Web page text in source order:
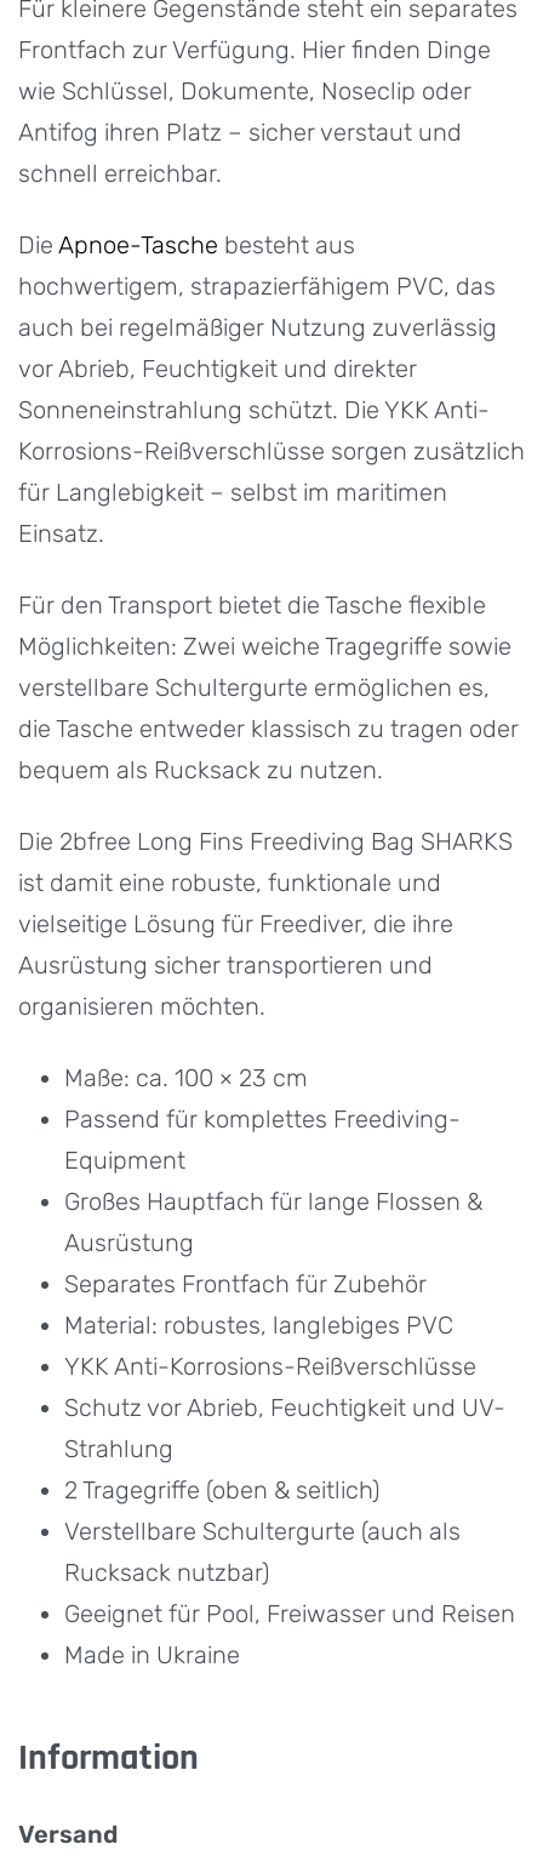
Für kleinere Gegenstände steht ein separates
Frontfach zur Verfügung. Hier finden Dinge
wie Schlüssel, Dokumente, Noseclip oder
Antifog ihren Platz – sicher verstaut und
schnell erreichbar.
Die Apnoe-Tasche besteht aus
hochwertigem, strapazierfähigem PVC, das
auch bei regelmäßiger Nutzung zuverlässig
vor Abrieb, Feuchtigkeit und direkter
Sonneneinstrahlung schützt. Die YKK Anti-
Korrosions-Reißverschlüsse sorgen zusätzlich
für Langlebigkeit – selbst im maritimen
Einsatz.
Für den Transport bietet die Tasche flexible
Möglichkeiten: Zwei weiche Tragegriffe sowie
verstellbare Schultergurte ermöglichen es,
die Tasche entweder klassisch zu tragen oder
bequem als Rucksack zu nutzen.
Die 2bfree Long Fins Freediving Bag SHARKS
ist damit eine robuste, funktionale und
vielseitige Lösung für Freediver, die ihre
Ausrüstung sicher transportieren und
organisieren möchten.
Maße: ca. 100 × 23 cm
Passend für komplettes Freediving-
Equipment
Großes Hauptfach für lange Flossen &
Ausrüstung
Separates Frontfach für Zubehör
Material: robustes, langlebiges PVC
YKK Anti-Korrosions-Reißverschlüsse
Schutz vor Abrieb, Feuchtigkeit und UV-
Strahlung
2 Tragegriffe (oben & seitlich)
Verstellbare Schultergurte (auch als
Rucksack nutzbar)
Geeignet für Pool, Freiwasser und Reisen
Made in Ukraine
Information
Versand